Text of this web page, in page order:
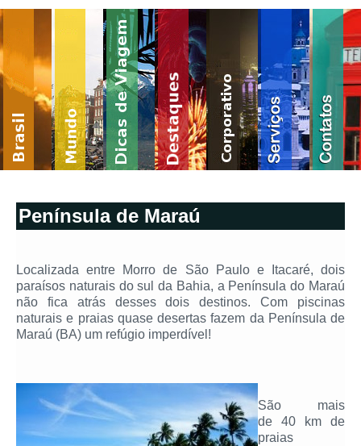
Península de Maraú
Localizada entre Morro de São Paulo e Itacaré, dois
paraísos naturais do sul da Bahia, a Península do Maraú
não fica atrás desses dois destinos. Com piscinas
naturais e praias quase desertas fazem da Península de
Maraú (BA) um refúgio imperdível!
São mais
de 40 km de
praias